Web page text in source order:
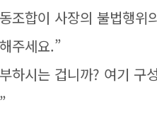
조합이 사장의 불법행
주세요.”
하시는 겁니까? 여기 구